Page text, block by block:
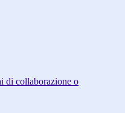
di collaborazione o